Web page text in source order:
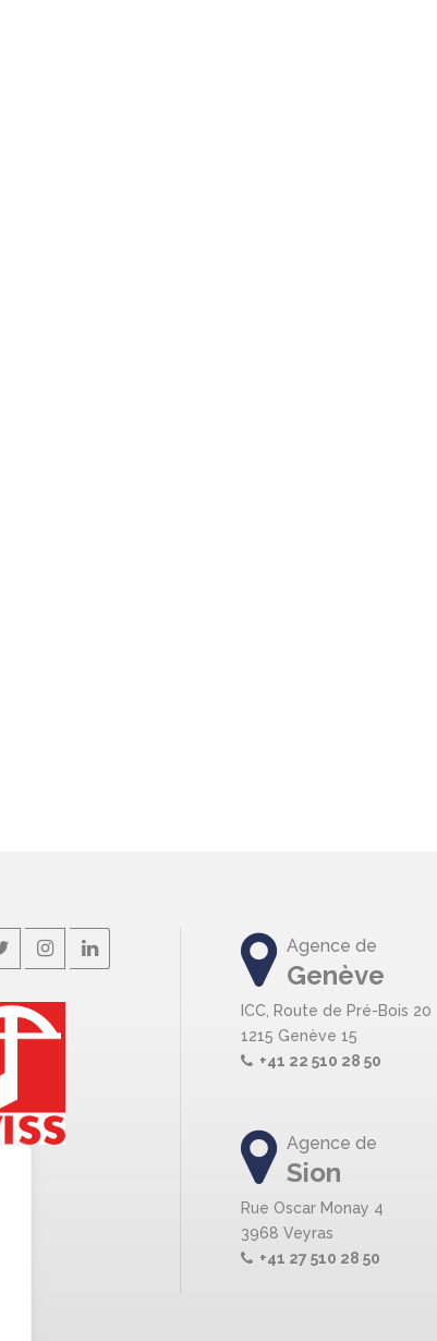
Agence de
Genève
ICC, Route de Pré-Bois 20
1215 Genève 15
+41 22 510 28 50
Agence de
Sion
Rue Oscar Monay 4
3968 Veyras
+41 27 510 28 50